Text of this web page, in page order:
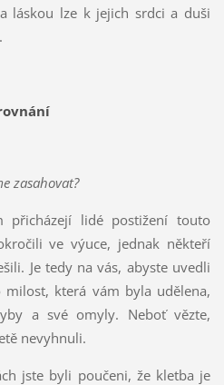
láskou lze k jejich srdci a duši
zasahovat?
přicházejí lidé postižení touto
ve výuce, jednak někteří
Je tedy na vás, abyste uvedli
která vám byla udělena,
a své omyly. Neboť vězte,
nevyhnuli.
jste byli poučeni, že kletba je